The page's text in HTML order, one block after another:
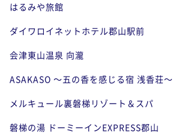
はるみや旅館
ダイワロイネットホテル郡山駅前
会津東山温泉 向瀧
ASAKASO ～五の香を感じる宿 浅香荘～
メルキュール裏磐梯リゾート＆スパ
磐梯の湯 ドーミーインEXPRESS郡山